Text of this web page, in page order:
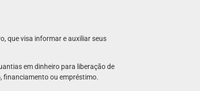
que visa informar e auxiliar seus
em dinheiro para liberação de
financiamento ou empréstimo.